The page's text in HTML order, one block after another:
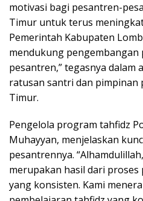
motivasi bagi pesantren-
Timur untuk terus
Pemerintah Kabupaten
mendukung pengembangan
pesantren,” tegasnya dalam
ratusan santri dan pimpinan
Timur.
Pengelola program tahfidz
Muhayyan, menjelaskan
pesantrennya.
merupakan hasil dari
yang konsisten. Kami